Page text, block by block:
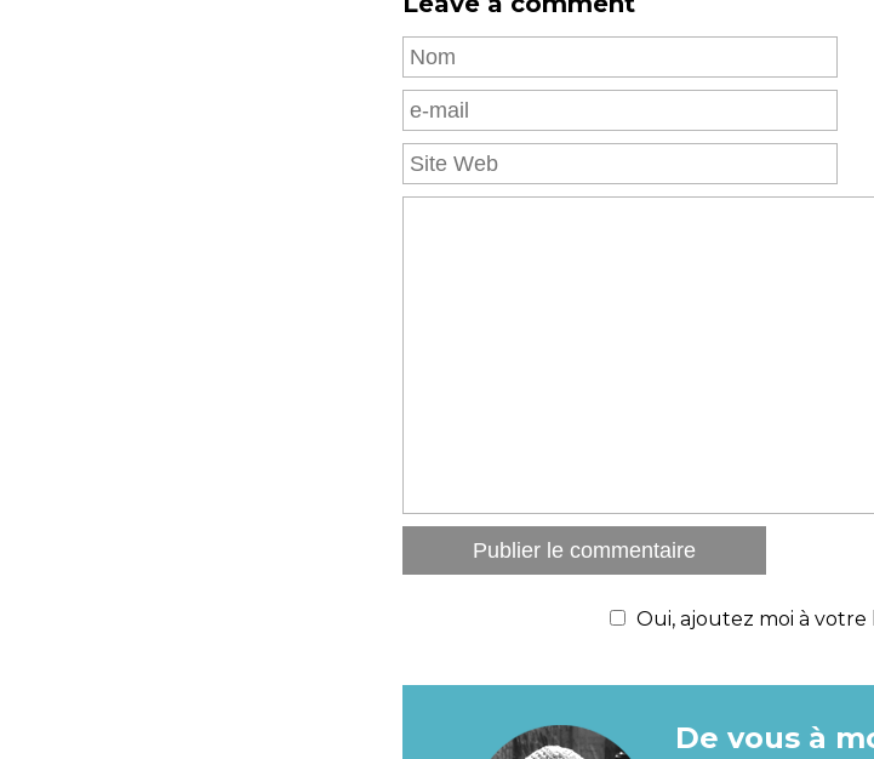
Oui, ajoutez moi à votre
De vous à